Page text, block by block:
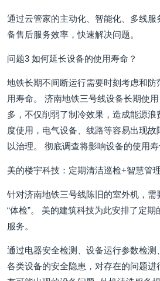
通过云管家的主动化、智能化、多线
备售后服务效率，快速解决问题。
问题3 如何延长设备的使用寿命？
地铁长期不间断运行需要时刻考虑和防
用寿命。 济南地铁三号线设备长期使
多，不仅削弱了制冷效果，造成能源
度使用，电气设备、线路等容易出现
以治理。 彻底调查将影响设备的使用寿
美的楼宇科技：定期清洁巡检+智慧管
针对济南地铁三号线陈旧的室外机，需
“体检”。 美的建筑科技为此安排了定
服务。
通过电器安全检测、设备运行参数检测
各类设备的安全隐患，对存在的问题